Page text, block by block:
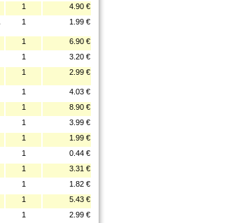
1
4.90 €
1 1.99 €
1
6.90 €
1
3.20 €
1 2.99 €
1
4.03 €
1
8.90 €
1
3.99 €
1
1.99 €
1
0.44 €
1
3.31 €
1
1.82 €
1
5.43 €
1
2.99 €